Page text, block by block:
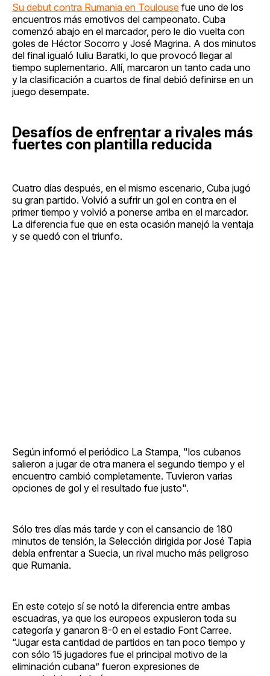
Su debut contra Rumania en Toulouse fue uno de los
encuentros más emotivos del campeonato. Cuba
comenzó abajo en el marcador, pero le dio vuelta con
goles de Héctor Socorro y José Magrina. A dos minutos
del final igualó Iuliu Baratki, lo que provocó llegar al
tiempo suplementario. Allí, marcaron un tanto cada uno
y la clasificación a cuartos de final debió definirse en un
juego desempate.
Desafíos de enfrentar a rivales más
fuertes con plantilla reducida
Cuatro días después, en el mismo escenario, Cuba jugó
su gran partido. Volvió a sufrir un gol en contra en el
primer tiempo y volvió a ponerse arriba en el marcador.
La diferencia fue que en esta ocasión manejó la ventaja
y se quedó con el triunfo.
Según informó el periódico La Stampa, "los cubanos
salieron a jugar de otra manera el segundo tiempo y el
encuentro cambió completamente. Tuvieron varias
opciones de gol y el resultado fue justo".
Sólo tres días más tarde y con el cansancio de 180
minutos de tensión, la Selección dirigida por José Tapia
debía enfrentar a Suecia, un rival mucho más peligroso
que Rumania.
En este cotejo sí se notó la diferencia entre ambas
escuadras, ya que los europeos expusieron toda su
categoría y ganaron 8-0 en el estadio Font Carree.
“Jugar esta cantidad de partidos en tan poco tiempo y
con sólo 15 jugadores fue el principal motivo de la
eliminación cubana” fueron expresiones de